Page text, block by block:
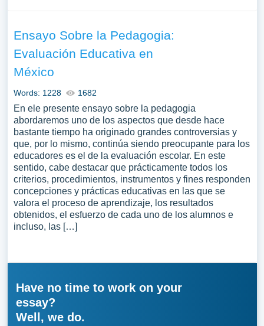
Ensayo Sobre la Pedagogia:
Evaluación Educativa en
México
Words: 1228 1682
En ele presente ensayo sobre la pedagogia
abordaremos uno de los aspectos que desde hace
bastante tiempo ha originado grandes controversias y
que, por lo mismo, continúa siendo preocupante para los
educadores es el de la evaluación escolar. En este
sentido, cabe destacar que prácticamente todos los
criterios, procedimientos, instrumentos y fines responden
concepciones y prácticas educativas en las que se
valora el proceso de aprendizaje, los resultados
obtenidos, el esfuerzo de cada uno de los alumnos e
incluso, las […]
Have no time to work on your
essay?
Well, we do.